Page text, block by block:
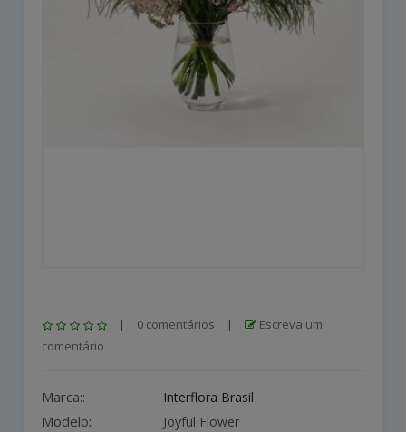
| 0 comentários |
Escreva um
comentário
Marca:: Interflora Brasil
Modelo: Joyful Flower